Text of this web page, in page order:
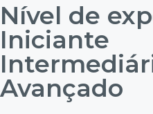
Nível de
Iniciante
Avançado